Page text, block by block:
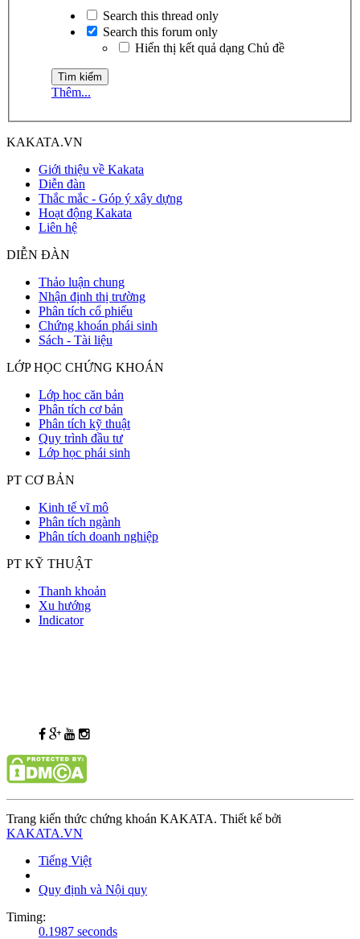
Search this thread only
Search this forum only
Hiển thị kết quả dạng Chủ đề
Thêm...
KAKATA.VN
Giới thiệu về Kakata
Diễn đàn
Thắc mắc - Góp ý xây dựng
Hoạt động Kakata
Liên hệ
DIỄN ĐÀN
Thảo luận chung
Nhận định thị trường
Phân tích cổ phiếu
Chứng khoán phái sinh
Sách - Tài liệu
LỚP HỌC CHỨNG KHOÁN
Lớp học căn bản
Phân tích cơ bản
Phân tích kỹ thuật
Quy trình đầu tư
Lớp học phái sinh
PT CƠ BẢN
Kinh tế vĩ mô
Phân tích ngành
Phân tích doanh nghiệp
PT KỸ THUẬT
Thanh khoản
Xu hướng
Indicator
Trang kiến thức chứng khoán KAKATA. Thiết kế bởi
KAKATA.VN
Tiếng Việt
Quy định và Nội quy
Timing:
0.1987 seconds